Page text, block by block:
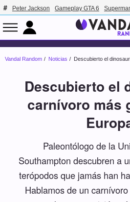
Peter Jackson Gameplay GTA 6
Vandal Random Noticias Descubierto el
Descubierto el
carnívoro más
Paleontólogo de la
Southampton descubren a
terópodos que jamás han
Hablamos de un